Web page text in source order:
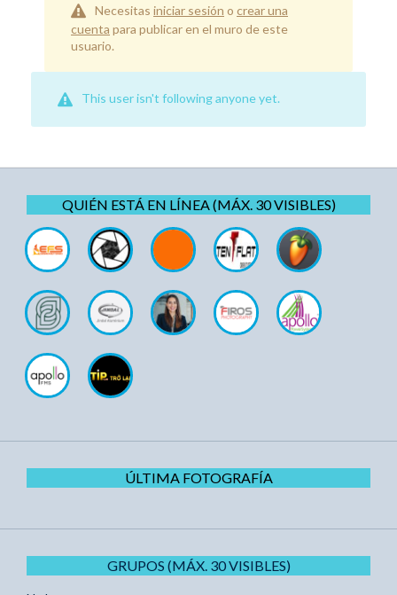
Necesitas iniciar sesión o crear una
cuenta para publicar en el muro de este
usuario.
This user isn't following anyone yet.
QUIÉN ESTÁ EN LÍNEA (MÁX. 30 VISIBLES)
ÚLTIMA FOTOGRAFÍA
GRUPOS (MÁX. 30 VISIBLES)